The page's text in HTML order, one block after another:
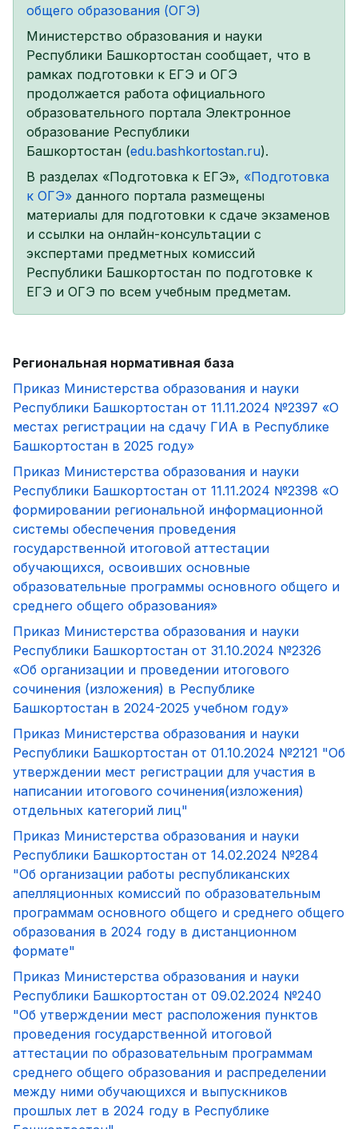
общего образования (ОГЭ)
Министерство образования и науки
Республики Башкортостан сообщает, что в
рамках подготовки к ЕГЭ и ОГЭ
продолжается работа официального
образовательного портала Электронное
образование Республики
Башкортостан (edu.bashkortostan.ru).
В разделах «Подготовка к ЕГЭ», «Подготовка
к ОГЭ» данного портала размещены
материалы для подготовки к сдаче экзаменов
и ссылки на онлайн-консультации с
экспертами предметных комиссий
Республики Башкортостан по подготовке к
ЕГЭ и ОГЭ по всем учебным предметам.
Региональная нормативная база
Приказ Министерства образования и науки
Республики Башкортостан от 11.11.2024 №2397 «О
местах регистрации на сдачу ГИА в Республике
Башкортостан в 2025 году»
Приказ Министерства образования и науки
Республики Башкортостан от 11.11.2024 №2398 «О
формировании региональной информационной
системы обеспечения проведения
государственной итоговой аттестации
обучающихся, освоивших основные
образовательные программы основного общего и
среднего общего образования»
Приказ Министерства образования и науки
Республики Башкортостан от 31.10.2024 №2326
«Об организации и проведении итогового
сочинения (изложения) в Республике
Башкортостан в 2024-2025 учебном году»
Приказ Министерства образования и науки
Республики Башкортостан от 01.10.2024 №2121 "Об
утверждении мест регистрации для участия в
написании итогового сочинения(изложения)
отдельных категорий лиц"
Приказ Министерства образования и науки
Республики Башкортостан от 14.02.2024 №284
"Об организации работы республиканских
апелляционных комиссий по образовательным
программам основного общего и среднего общего
образования в 2024 году в дистанционном
формате"
Приказ Министерства образования и науки
Республики Башкортостан от 09.02.2024 №240
"Об утверждении мест расположения пунктов
проведения государственной итоговой
аттестации по образовательным программам
среднего общего образования и распределении
между ними обучающихся и выпускников
прошлых лет в 2024 году в Республике